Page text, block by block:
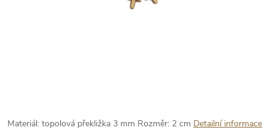
Materiál: topolová překližka 3 mm Rozměr: 2 cm Detailní informace